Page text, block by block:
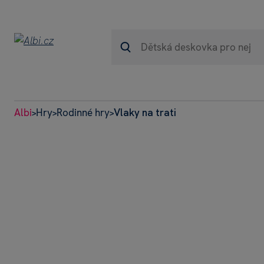
Albi>Hry>Rodinné hry>Vlaky na trati